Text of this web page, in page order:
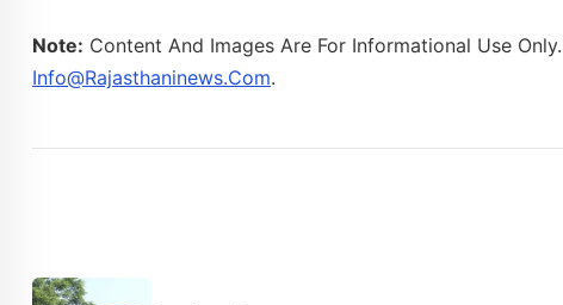
Note: Content And Images Are For Informational Use
Info@rajasthaninews.com.